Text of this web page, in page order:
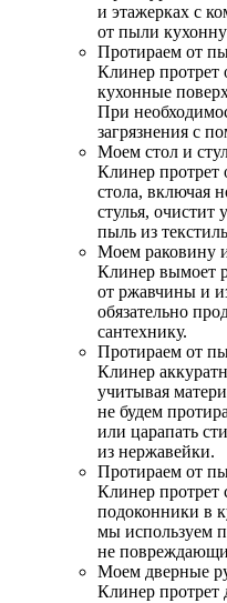
и этажерках с
от пыли
Протираем от
Клинер протрет
кухонные
При
загрязнения с
Моем стол и
Клинер протрет
стола, включая
стулья, очистит
пыль из
Моем раковину
Клинер вымоет
от ржавчины и
обязательно
сантехнику.
Протираем от
Клинер
учитывая
не будем
или царапать
из нержавейки.
Протираем от
Клинер протрет
подоконники в
мы используем
не
Моем дверные
Клинер протрет